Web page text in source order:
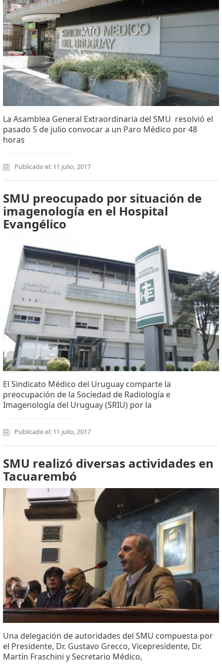
La Asamblea General Extraordinaria del SMU resolvió el
pasado 5 de julio convocar a un Paro Médico por 48
horas
Publicado el: 11 julio, 2017
SMU preocupado por situación de
imagenología en el Hospital
Evangélico
El Sindicato Médico del Uruguay comparte la
preocupación de la Sociedad de Radiología e
Imagenología del Uruguay (SRIU) por la
Publicado el: 11 julio, 2017
SMU realizó diversas actividades en
Tacuarembó
Una delegación de autoridades del SMU compuesta por
el Presidente, Dr. Gustavo Grecco, Vicepresidente, Dr.
Martín Fraschini y Secretario Médico,